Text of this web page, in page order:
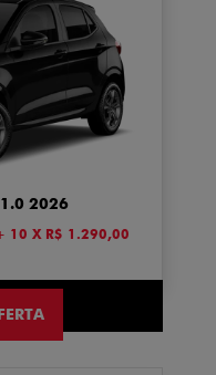
1.0 2026
10 X R$ 1.290,00